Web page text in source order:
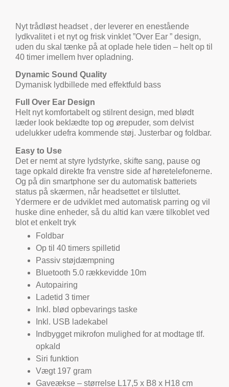
Nyt trådløst headset , der leverer en enestående
lydkvalitet i et nyt og frisk vinklet ”Over Ear ” design,
uden du skal tænke på at oplade hele tiden – helt op til
40 timer imellem hver opladning.
Dynamic Sound Quality
Dymanisk lydbillede med effektfuld bass
Full Over Ear Design
Helt nyt komfortabelt og stilrent design, med blødt
læder look beklædte top og ørepuder, som delvist
udelukker udefra kommende støj. Justerbar og foldbar.
Easy to Use
Det er nemt at styre lydstyrke, skifte sang, pause og
tage opkald direkte fra venstre side af høretelefonerne.
Og på din smartphone ser du automatisk batteriets
status på skærmen, når headsettet er tilsluttet.
Ydermere er de udviklet med automatisk parring og vil
huske dine enheder, så du altid kan være tilkoblet ved
blot et enkelt tryk
Foldbar
Op til 40 timers spilletid
Passiv støjdæmpning
Bluetooth 5.0 rækkevidde 10m
Autopairing
Ladetid 3 timer
Inkl. blød opbevarings taske
Inkl. USB ladekabel
Indbygget mikrofon mulighed for at modtage tlf.
opkald
Siri funktion
Vægt 197 gram
Gaveækse – størrelse L17,5 x B8 x H18 cm